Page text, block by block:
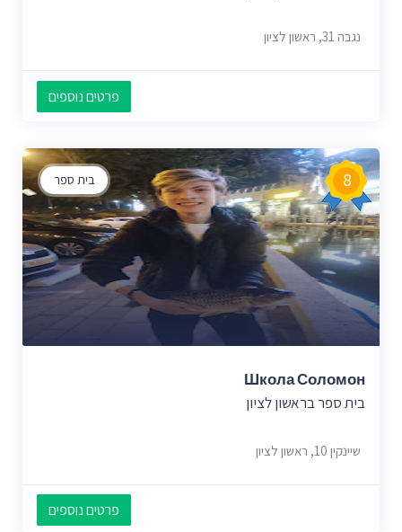
נגבה 31, ראשון לציון
פרטים נוספים
בית ספר 8
Школа Соломон
בית ספר בראשון לציון
שיינקין 10, ראשון לציון
פרטים נוספים